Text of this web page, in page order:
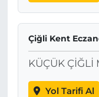
Çiğli Kent
KÜÇÜK ÇİĞLİ
Yol Tarifi Al